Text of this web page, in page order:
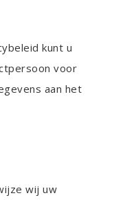
kunt u
voor
aan het
wij uw